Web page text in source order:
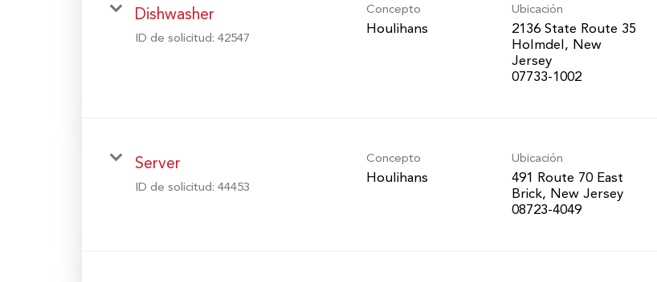
Dishwasher
ID de solicitud: 42547
Concepto
Houlihans
Ubicación
2136 State Route 35
Holmdel, New
Jersey
07733-1002
Server
ID de solicitud: 44453
Concepto
Houlihans
Ubicación
491 Route 70 East
Brick, New Jersey
08723-4049